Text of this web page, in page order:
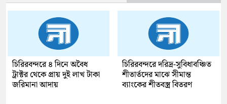
চিরিরবন্দরে ৪ দিনে অবৈধ
ট্রাক্টর থেকে প্রায় দুই লাখ টাকা
জরিমানা আদায়
চিরিরবন্দরে দরিদ্র-সুবিধাবঞ্চিত
শীতার্তদের মাঝে সীমান্ত
ব্যাংকের শীতবস্ত্র বিতরণ